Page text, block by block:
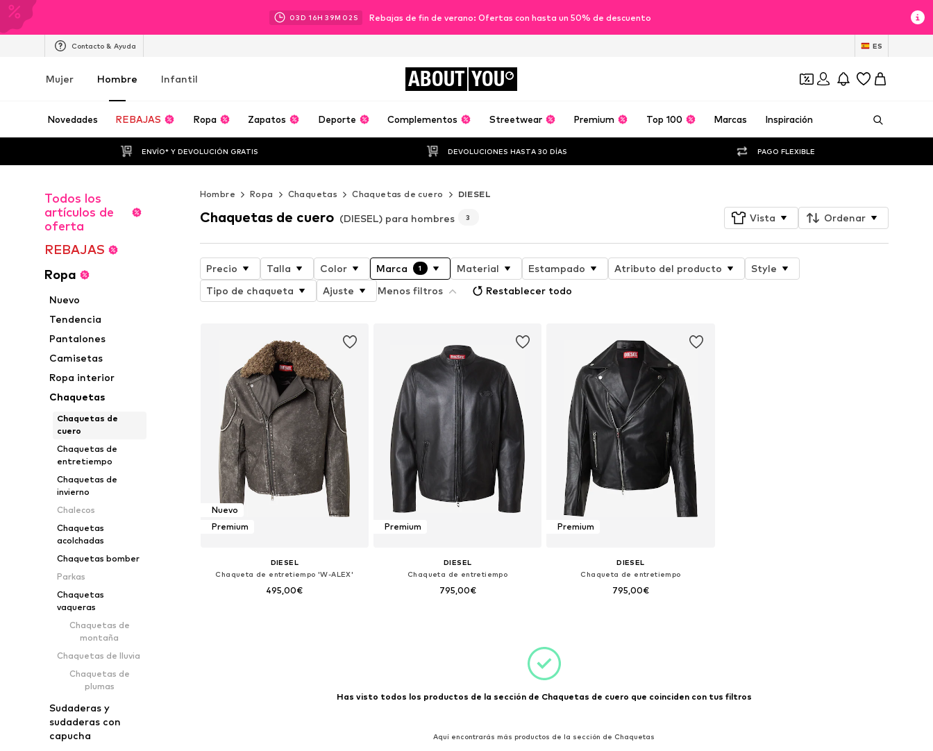
03D 16H 39M 01 S Rebajas de fin de verano: Ofertas con hasta un 50% de descuento
Contacto & Ayuda ES
Mujer Hombre Infantil ABOUT YOU
Novedades REBAJAS Ropa Zapatos Deporte Complementos Streetwear Premium Top 100 Marcas Inspiración
ENVÍO* Y DEVOLUCIÓN GRATIS DEVOLUCIONES HASTA 30 DÍAS PAGO FLEXIBLE
Todos los
artículos de
oferta
REBAJAS
Ropa
Nuevo
Tendencia
Pantalones
Camisetas
Ropa interior
Chaquetas
Chaquetas de
cuero
Chaquetas de
entretiempo
Chaquetas de
invierno
Chalecos
Chaquetas
acolchadas
Chaquetas bomber
Parkas
Chaquetas
vaqueras
Chaquetas de
montaña
Chaquetas de lluvia
Chaquetas de
plumas
Sudaderas y
sudaderas con
capucha
Hombre Ropa Chaquetas Chaquetas de cuero DIESEL
Chaquetas de cuero (DIESEL) para hombres 3 Vista Ordenar
Precio Talla Color Marca 1 Material Estampado Atributo del producto
Style
Tipo de chaqueta
Ajuste Menos filtros Restablecer todo
Nuevo
Premium
DIESEL
Chaqueta de entretiempo 'W-ALEX'
495,00€
Premium
DIESEL
Chaqueta de entretiempo
795,00€
Premium
DIESEL
Chaqueta de entretiempo
795,00€
Has visto todos los productos de la sección de Chaquetas de cuero que coinciden con tus filtros
Aquí encontrarás más productos de la sección de Chaquetas